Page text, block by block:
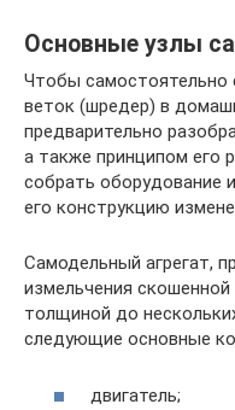
Основные узлы
Чтобы самостоятельно
веток (шредер) в
предварительно
а также принципом его
собрать оборудование
его конструкцию
Самодельный агрегат,
измельчения
толщиной до
следующие основные
двигатель;